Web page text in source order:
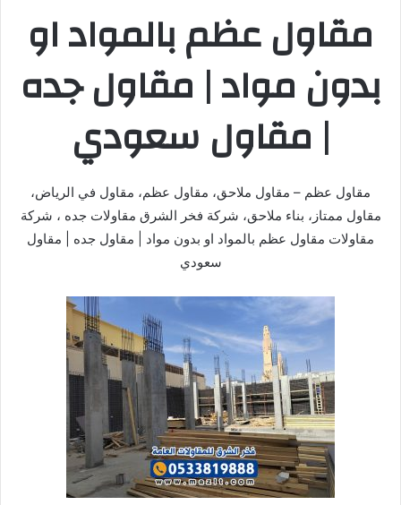
مقاول عظم بالمواد او
بدون مواد | مقاول جده
| مقاول سعودي
مقاول عظم – مقاول ملاحق، مقاول عظم، مقاول في الرياض،
مقاول ممتاز، بناء ملاحق، شركة فخر الشرق مقاولات جده ، شركة
مقاولات مقاول عظم بالمواد او بدون مواد | مقاول جده | مقاول
سعودي